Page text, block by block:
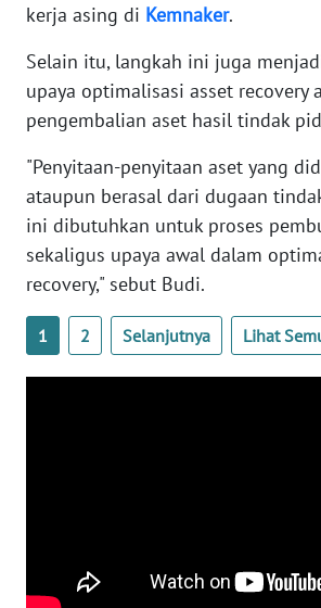
kerja asing di Kemnaker.
Selain itu, langkah ini juga
upaya optimalisasi asset recovery
pengembalian aset hasil tindak
"Penyitaan-penyitaan aset yang
ataupun berasal dari dugaan
ini dibutuhkan untuk proses
sekaligus upaya awal dalam
recovery," sebut Budi.
1 2 Selanjutnya Lihat
WN
WN
NTT
WN
KEPRI
WN
PAPUA
BARAT
WN